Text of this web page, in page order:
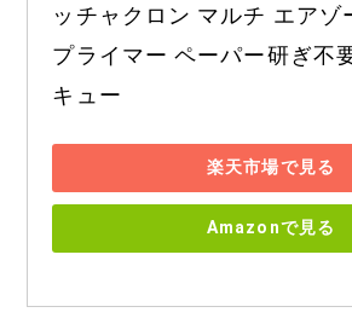
ッチャクロン マルチ エアゾ
プライマー ペーパー研ぎ不
キュー
楽天市場で見る
Amazonで見る